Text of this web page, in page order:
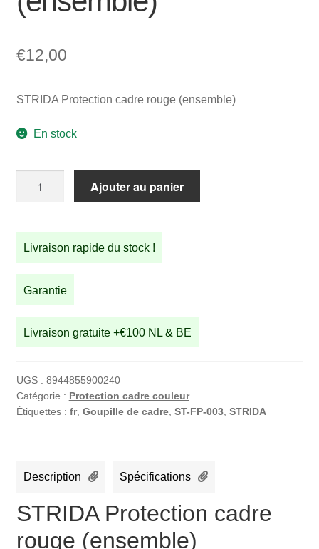
€12,00
STRIDA Protection cadre rouge (ensemble)
En stock
Protection
cadre
(ensemble)
Ajouter au panier
Livraison rapide du stock !
Garantie
Livraison gratuite +€100 NL & BE
UGS : 8944855900240
Catégorie : Protection cadre couleur
Étiquettes : fr, Goupille de cadre, ST-FP-003, STRIDA
Description Spécifications
STRIDA Protection cadre
rouge (ensemble)